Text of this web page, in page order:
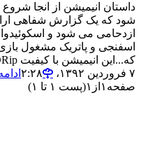
داستان انیمیشن از انجا
شود که یک گزارش شفاهی
ازدحامی می شود و
اسفنجی و پاتریک مشغول
که...این انیمیشن با کیفیت DVDRip و ...
۷ فروردین ۱۳۹۲،‏ ۲:۲۸
صفحه ۱ از ۱(پست ۱ تا ۱)